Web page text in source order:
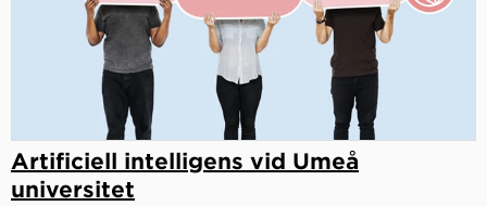
Artificiell intelligens vid Umeå
universitet